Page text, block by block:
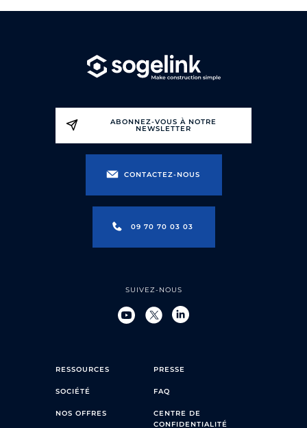
ABONNEZ-VOUS À NOTRE
NEWSLETTER
CONTACTEZ-NOUS
09 70 70 03 03
SUIVEZ-NOUS
RESSOURCES
SOCIÉTÉ
NOS OFFRES
PRESSE
FAQ
CENTRE DE
CONFIDENTIALITÉ